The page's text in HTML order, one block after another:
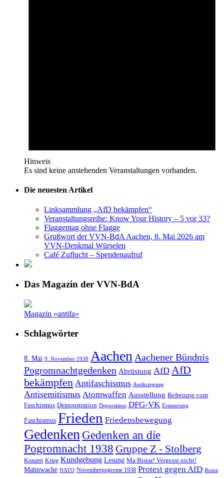
Hinweis
Es sind keine anstehenden Veranstaltungen vorhanden.
Die neuesten Artikel
Linksammlung „AfD bekämpfen“
Veranstaltungsreihe: Know Your History – 5 vor 33?
Flaggentag ohne Flagge
Grußwort der VVN-BdA Aachen, 8. Mai 2026 am
VVN-Denkmal Würselen
Café Zuflucht – Spendenaufruf
Das Magazin der VVN-BdA
Magazin »antifa«
Schlagwörter
8. Mai 9. November 1938 Aachen Aachener Bündnis
Pogromnachtgedenken Abrüstung AfD AfD
bekämpfen Antifaschismus Antikriegstag
Antisemitismus Atomwaffen Ausstellung Befreiung vom
Faschismus Demonstration Deportation DFG-VK Erinnerung
Faschismus Frieden Friedensbewegung
Gedenken Gedenken an die
Pogromnacht 1938 Gruppe Z - Stolberg
Konzert Krieg Kundgebung Lesung Ma Bistar! Vergesst nicht!
Mahnwache NATO Novemberpogrome 1938 Protest gegen AfD Roma